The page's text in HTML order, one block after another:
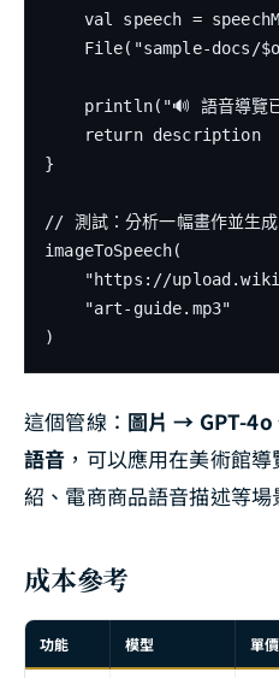
val speech =
File("sample-docs/
println("🔊 語音導覽
    return description
}
// 測試：分析一幅畫作並生
imageToSpeech(
"https://
    "art-guide.mp3"
)
這個管線： 圖片 → GPT-
語音 ，可以應用在美術館
紹、電商商品語音描述等場
成本參考
功能 模型 單價